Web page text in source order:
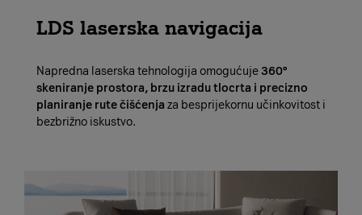
LDS laserska navigacija
Napredna laserska tehnologija omogućuje360°
skeniranje prostora, brzu izradu tlocrta i precizno
planiranje rute čišćenja za besprijekornu učinkovitost i
bezbrižno iskustvo.